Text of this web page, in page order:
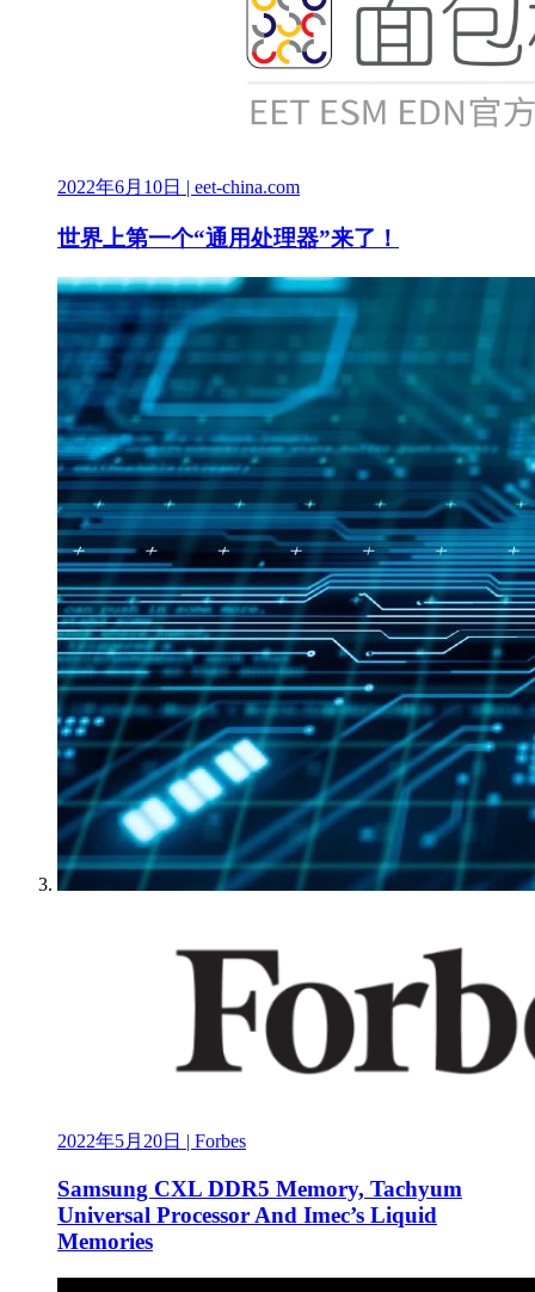
2022年6月10日 | eet-china.com
世界上第一个“通用处理器”来了！
2022年5月20日 | Forbes
Samsung CXL DDR5 Memory, Tachyum
Universal Processor And Imec’s Liquid
Memories